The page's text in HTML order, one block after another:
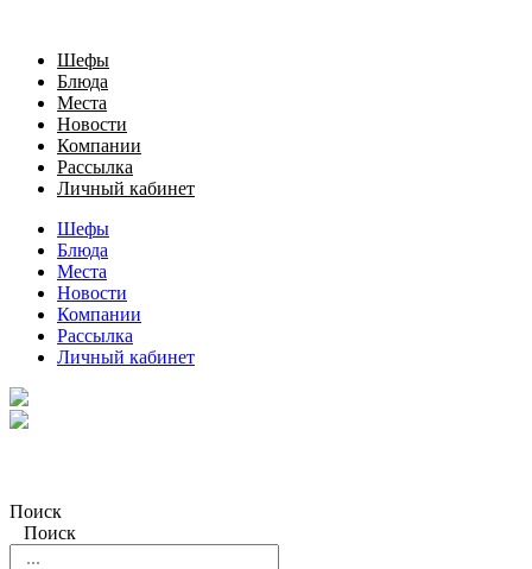
Шефы
Блюда
Места
Новости
Компании
Рассылка
Личный кабинет
Шефы
Блюда
Места
Новости
Компании
Рассылка
Личный кабинет
Поиск
Поиск